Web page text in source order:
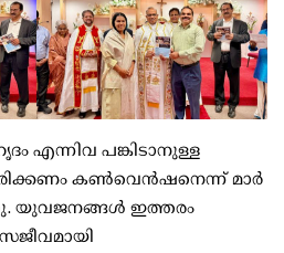
എന്നിവ പങ്കിടാനുള്ള
കൺവെൻഷനെന്ന് മാർ
യുവജനങ്ങൾ ഇത്തരം